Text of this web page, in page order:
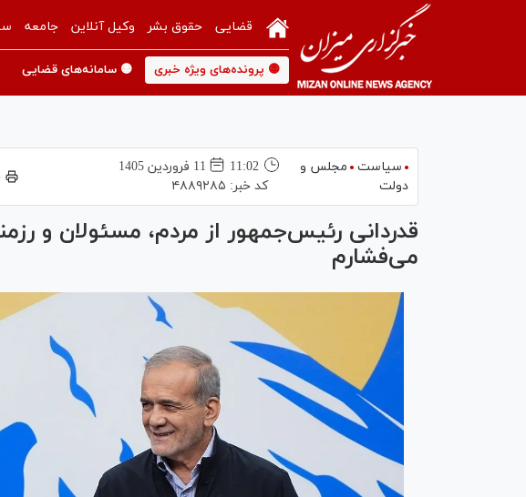
قضایی حقوق بشر وکیل آنلاین جامعه
🟡 پرونده‌های ویژه خبری 🟡 سامانه‌های قضایی
سیاست
مجلس و
دولت
11:02
11 فروردين 1405
کد خبر: ۴۸۸۹۲۸۵
قدردانی رئیس‌جمهور از مردم، مسئولان و
می‌فشارم